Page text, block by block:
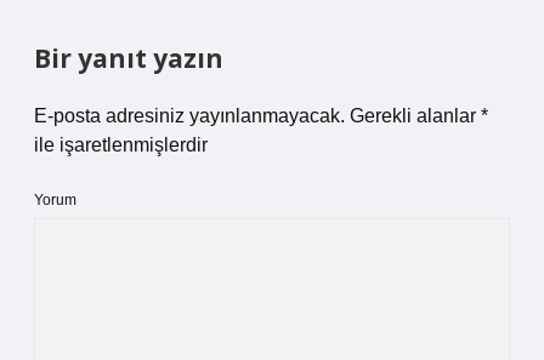
Bir yanıt yazın
E-posta adresiniz yayınlanmayacak. Gerekli alanlar *
ile işaretlenmişlerdir
Yorum